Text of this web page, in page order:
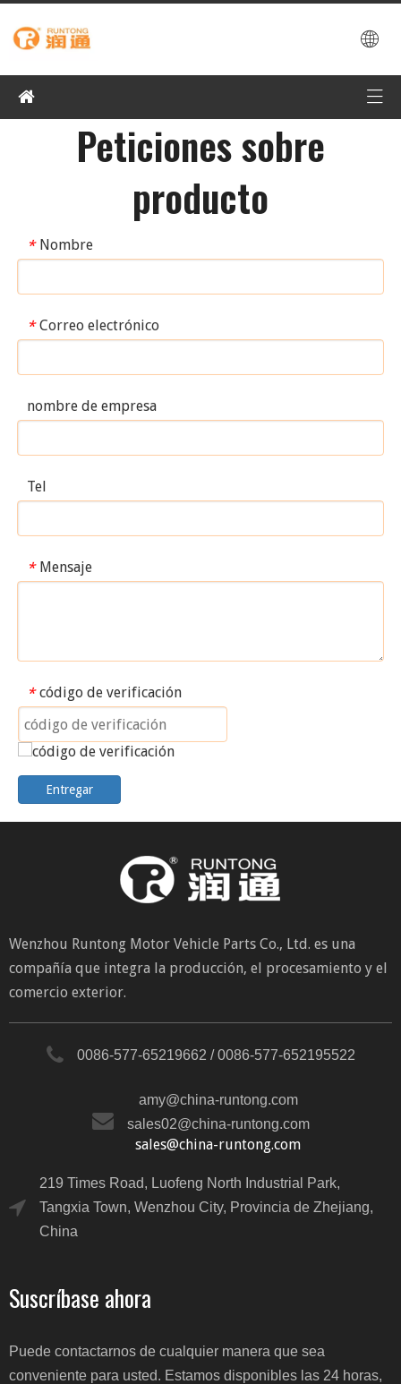
Peticiones sobre
producto
* Nombre
* Correo electrónico
nombre de empresa
Tel
* Mensaje
* código de verificación
Entregar
Wenzhou Runtong Motor Vehicle Parts Co., Ltd. es una
compañía que integra la producción, el procesamiento y el
comercio exterior.
0086-577-65219662 / 0086-577-652195522
amy@china-runtong.com
sales02@china-runtong.com
sales@china-runtong.com
219 Times Road, Luofeng North Industrial Park,
Tangxia Town, Wenzhou City, Provincia de Zhejiang,
China
Suscríbase ahora
Puede contactarnos de cualquier manera que sea
conveniente para usted. Estamos disponibles las 24 horas,